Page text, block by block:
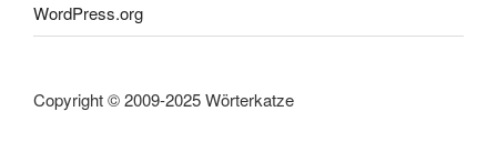
WordPress.org
Copyright © 2009-2025 Wörterkatze